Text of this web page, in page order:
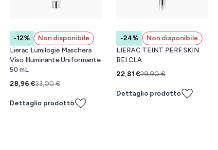
-12%
Non disponibile
Lierac Lumilogie Maschera
Viso Illuminante Uniformante
50 mL
28,96 €33,00 €
Dettaglio prodotto
-24%
Non disponibile
LIERAC TEINT PERF SKIN
BEI CLA
22,81 €29,90 €
Dettaglio prodotto